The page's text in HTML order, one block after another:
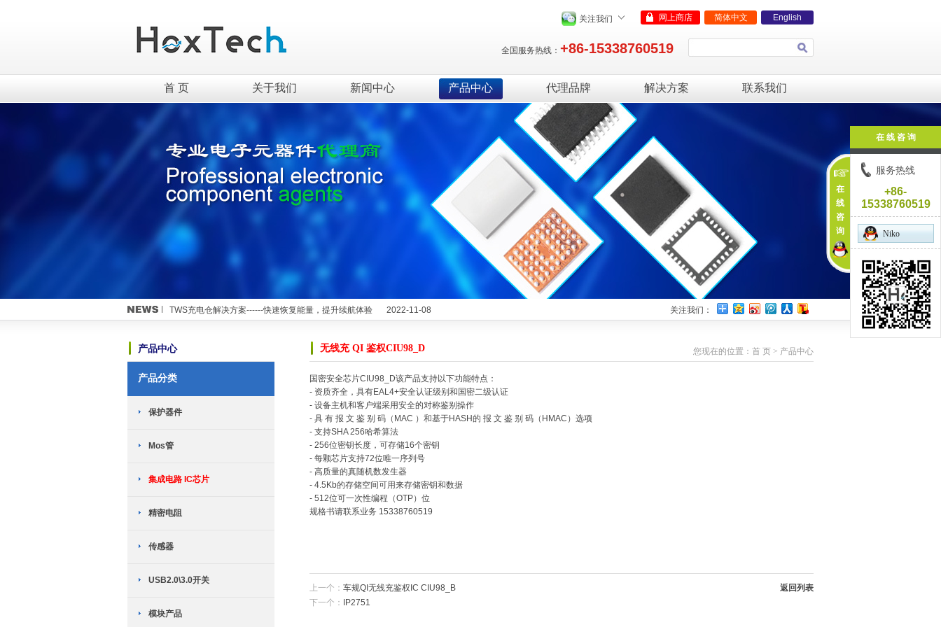
关注我们 网上商店 简体中文 English
全国服务热线： +86-15338760519
首 页 关于我们 新闻中心 产品中心 代理品牌 解决方案 联系我们
TWS充电仓解决方案------快速恢复能量，提升续航体验
2022-11-08
恭喜赫兴科与上海晟矽微电子股份有限公司的MCU产品达成战略合作
TWS耳机专用：劲芯微推出两款SoC无线充电接收方案
2019-04-22
恭喜赫兴科与台湾迅杰（ENE）达成战略合作
2018-11-15
新网站全新上线
英集芯移动电源新国标全套解决方案介绍
2025-12-29
TWS充电仓解决方案------快速恢复能量，提升续航体验
2022-11-08
恭喜赫兴科与MST美加的霍尔传感器产品达成战略合作
2021-08-08
恭喜赫兴科与ICM创芯微的锂电保护IC产品达成战略合作
2021-03-19
恭喜赫兴科与上海晟矽微电子股份有限公司的MCU产品达成战略合作
可能是世界上最小的锂电池充电芯片-HP4059
2019-04-22
TWS耳机专用：劲芯微推出两款SoC无线充电接收方案
2019-04-22
恭喜赫兴科与台湾迅杰（ENE）达成战略合作
关注我们：
产品中心
产品分类
保护器件
Mos管
集成电路 IC芯片
精密电阻
传感器
USB2.0\3.0开关
模块产品
无线充 QI 鉴权CIU98_D 您现在的位置： 首 页 > 产品中心
国密安全芯片CIU98_D该产品支持以下功能特点：
- 资质齐全，具有EAL4+安全认证级别和国密二级认证
- 设备主机和客户端采用安全的对称鉴别操作
- 具 有 报 文 鉴 别 码（MAC ）和基于HASH的 报 文 鉴 别 码（HMAC）选项
- 支持SHA 256哈希算法
- 256位密钥长度，可存储16个密钥
- 每颗芯片支持72位唯一序列号
- 高质量的真随机数发生器
- 4.5Kb的存储空间可用来存储密钥和数据
- 512位可一次性编程（OTP）位
规格书请联系业务 15338760519
上一个： 车规QI无线充鉴权IC CIU98_B
下一个：
IP2751
返回列表
在 线 咨 询
在
线
咨
询
服务热线
+86-
15338760519
Niko